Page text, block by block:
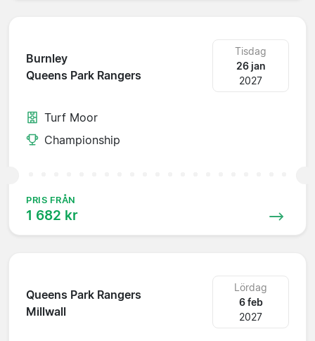
Burnley
Queens Park Rangers
Tisdag
26 jan
2027
Turf Moor
Championship
PRIS FRÅN
1 682 kr
Queens Park Rangers
Millwall
Lördag
6 feb
2027